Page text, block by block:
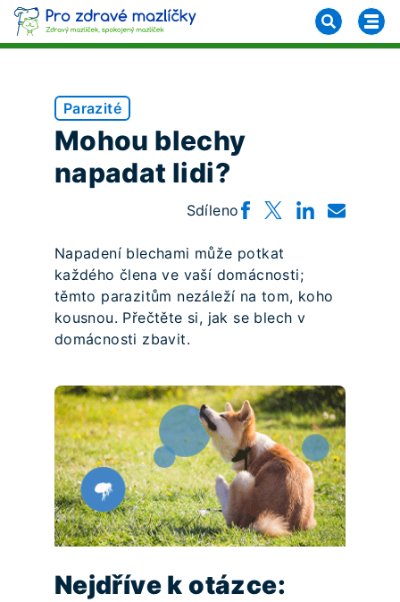
Parazité
Mohou blechy
napadat lidi?
Sdíleno
Napadení blechami může potkat
každého člena ve vaší domácnosti;
těmto parazitům nezáleží na tom, koho
kousnou. Přečtěte si, jak se blech v
domácnosti zbavit.
Nejdříve k otázce: